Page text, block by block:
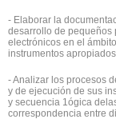
- Elaborar la
desarrollo de pequeños
electrónicos en el
instrumentos apropiados
- Analizar los procesos
y de ejecución de sus
y secuencia 1ógica
correspondencia entre